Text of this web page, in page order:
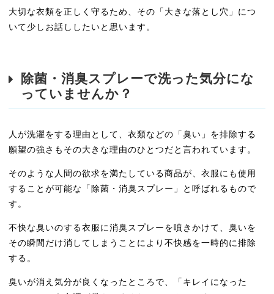
大切な衣類を正しく守るため、その「大きな落とし穴」につ
いて少しお話ししたいと思います。
除菌・消臭スプレーで洗った気分にな
っていませんか？
人が洗濯をする理由として、衣類などの「臭い」を排除する
願望の強さもその大きな理由のひとつだと言われています。
そのような人間の欲求を満たしている商品が、衣服にも使用
することが可能な「除菌・消臭スプレー」と呼ばれるもので
す。
不快な臭いのする衣服に消臭スプレーを噴きかけて、臭いを
その瞬間だけ消してしまうことにより不快感を一時的に排除
する。
臭いが消え気分が良くなったところで、「キレイになった